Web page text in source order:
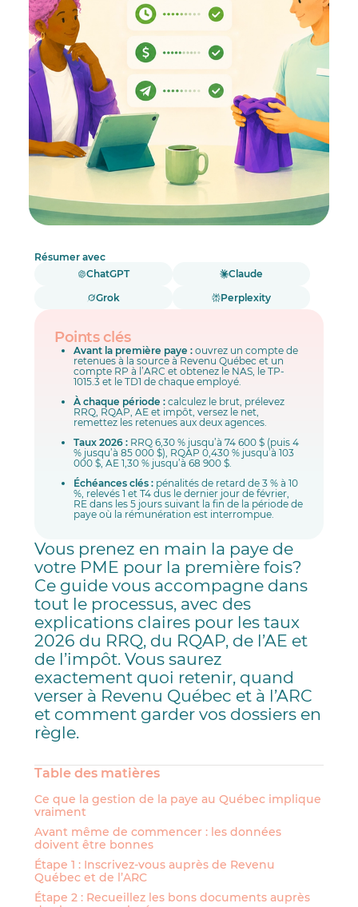
Résumer avec
ChatGPT
Claude
Grok
Perplexity
Points clés
Avant la première paye : ouvrez un compte de
retenues à la source à Revenu Québec et un
compte RP à l’ARC et obtenez le NAS, le TP-
1015.3 et le TD1 de chaque employé.
À chaque période : calculez le brut, prélevez
RRQ, RQAP, AE et impôt, versez le net,
remettez les retenues aux deux agences.
Taux 2026 : RRQ 6,30 % jusqu’à 74 600 $ (puis 4
% jusqu’à 85 000 $), RQAP 0,430 % jusqu’à 103
000 $, AE 1,30 % jusqu’à 68 900 $.
Échéances clés : pénalités de retard de 3 % à 10
%, relevés 1 et T4 dus le dernier jour de février,
RE dans les 5 jours suivant la fin de la période de
paye où la rémunération est interrompue.
Vous prenez en main la paye de
votre PME pour la première fois?
Ce guide vous accompagne dans
tout le processus, avec des
explications claires pour les taux
2026 du RRQ, du RQAP, de l’AE et
de l’impôt. Vous saurez
exactement quoi retenir, quand
verser à Revenu Québec et à l’ARC
et comment garder vos dossiers en
règle.
Table des matières
Ce que la gestion de la paye au Québec implique
vraiment
Avant même de commencer : les données
doivent être bonnes
Étape 1 : Inscrivez-vous auprès de Revenu
Québec et de l’ARC
Étape 2 : Recueillez les bons documents auprès
Quand un employé quitte : le relevé d’emploi
Les pièges les plus courants pour les PME du
Québec
Une paye bien gérée est invisible
Réponses à vos questions.